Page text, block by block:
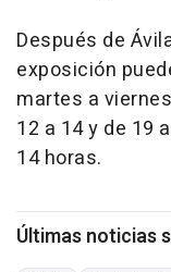
Después de
exposición
martes a
12 a 14 y de 19
14 horas.
Últimas noticias